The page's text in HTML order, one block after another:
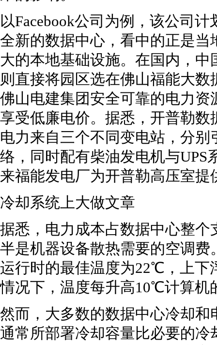
以Facebook公司为例，该公司
全新的数据中心，看中的正是
大的本地基础设施。在国内，
则直接将园区选在佛山福能大
佛山电建集团安全可靠的电力
享受低廉电价。据悉，开普勒
电力来自三个不同变电站，分
络，同时配有柴油发电机与UPS
来福能发电厂为开普勒高压室
冷却系统上大做文章
据悉，电力成本占数据中心整
半是机器设备散热需要的空调
运行时的最佳温度为22℃，上
情况下，温度每升高10℃计算机
然而，大多数的数据中心冷却
通常所部署冷却容量比必要的